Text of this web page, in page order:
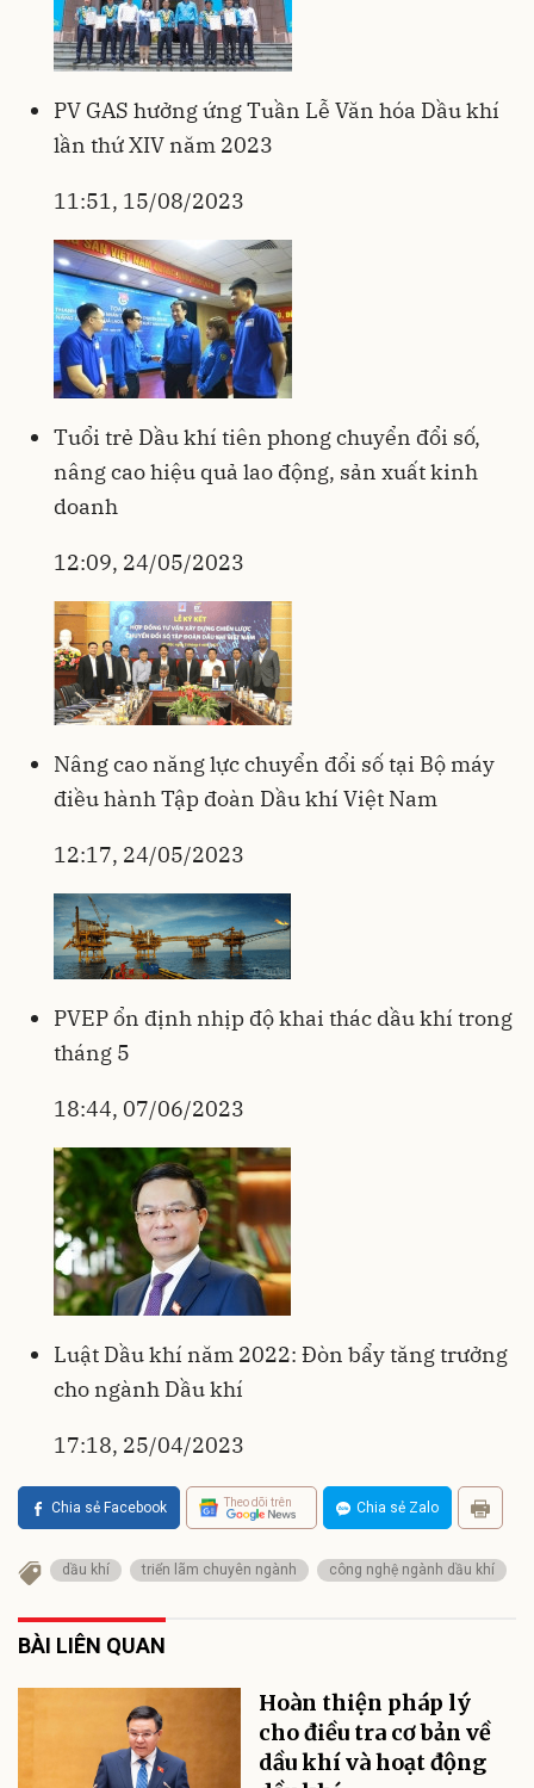
PV GAS hưởng ứng Tuần Lễ Văn hóa Dầu khí
lần thứ XIV năm 2023
11:51, 15/08/2023
Tuổi trẻ Dầu khí tiên phong chuyển đổi số,
nâng cao hiệu quả lao động, sản xuất kinh
doanh
12:09, 24/05/2023
Nâng cao năng lực chuyển đổi số tại Bộ máy
điều hành Tập đoàn Dầu khí Việt Nam
12:17, 24/05/2023
PVEP ổn định nhịp độ khai thác dầu khí trong
tháng 5
18:44, 07/06/2023
Luật Dầu khí năm 2022: Đòn bẩy tăng trưởng
cho ngành Dầu khí
17:18, 25/04/2023
Chia sẻ Facebook Theo dõi trên Chia sẻ Zalo
dầu khí triển lãm chuyên ngành công nghệ ngành dầu khí
BÀI LIÊN QUAN
Hoàn thiện pháp lý
cho điều tra cơ bản về
dầu khí và hoạt động